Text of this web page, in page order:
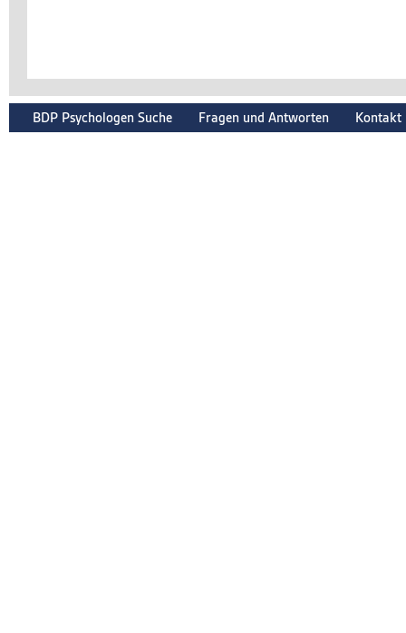
BDP Psychologen Suche Fragen und Antworten Kontakt